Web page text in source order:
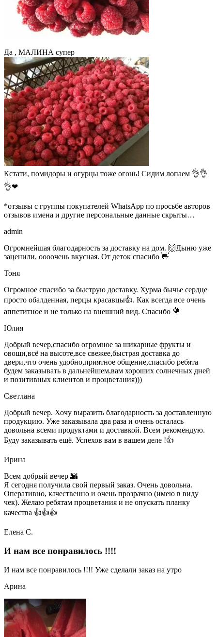
Да , МАЛИНА супер
Кстати, помидоры и огурцы тоже огонь! Сидим лопаем 👌👌
👌❤
*отзывы с группы покупателей WhatsApp по просьбе авторов
отзывов имена и другие персональные данные скрыты…
admin
Огромнейшая благодарность за доставку на дом. 🙌Дыню уже
заценили, оооочень вкусная. От деток спасибо 👋
Тоня
Огромное спасибо за быструю доставку. Хурма бычье сердце
просто обалденная, перцы красавцы👍. Как всегда все очень
аппетитное и не только на внешний вид. Спасибо 💐
Юлия
Добрый вечер,спасибо огромное за шикарные фрукты и
овощи,всё на высоте,все свежее,быстрая доставка до
двери,что очень удобно,приятное общение,спасибо ребята
будем заказывать в дальнейшем,вам хороших солнечных дней
и позитивных клиентов и процветания)))
Светлана
Добрый вечер. Хочу выразить благодарность за доставленную
продукцию. Уже заказывала два раза и очень осталась
довольна всеми продуктами и доставкой. Всем рекомендую.
Буду заказывать ещё. Успехов вам в вашем деле !👍
Ирина
Всем добрый вечер 🌇
Я сегодня получила свой первый заказ. Очень довольна.
Оперативно, качественно и очень прозрачно (имею в виду
чек). Желаю ребятам процветания и не опускать планку
качества 👍👍👍
Елена С.
И нам все понравилось !!!!
И нам все понравилось !!!! Уже сделали заказ на утро
Арина